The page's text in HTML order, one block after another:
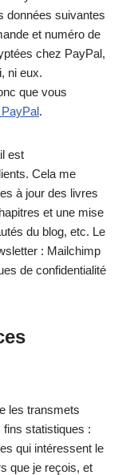
données suivantes
et numéro de
chez PayPal,
ni eux.
que vous
.
est
Cela me
à jour des livres
et une mise
du blog, etc. Le
: Mailchimp
de confidentialité
les transmets
fins statistiques :
qui intéressent le
que je reçois, et